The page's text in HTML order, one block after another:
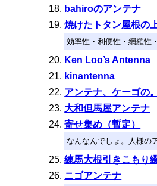
bahiroのアンテナ
焼けたトタン屋根の
効率性・利便性・網羅性
Ken Loo’s Antenna
kinantenna
アンテナ、ケーゴの。
大和但馬屋アンテナ
寄せ集め（暫定）
なんなんでしょ。人様の
練馬大根引きこもり
ニゴアンテナ